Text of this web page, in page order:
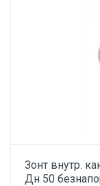
Зонт внутр.
Дн 50